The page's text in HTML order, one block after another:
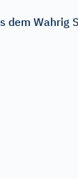
dem Wahrig